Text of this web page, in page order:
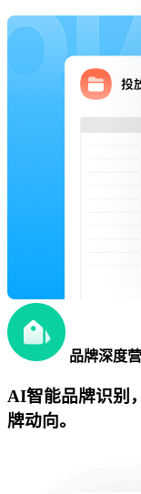
品牌深度
AI智能品牌识别
牌动向。